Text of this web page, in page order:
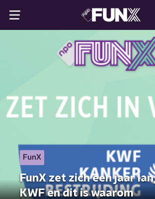
FunX
FunX zet zich een jaar
KWF en dit is waarom